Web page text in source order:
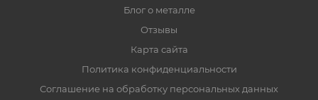
Блог о металле
Отзывы
Карта сайта
Политика конфиденциальности
Соглашение на обработку персональных данных